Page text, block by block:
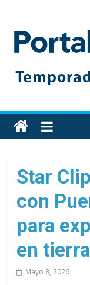
content
Toda
la
de
cruceros
en
solo
sitio
Star
con
para
en tierra
Mayo 8, 2026